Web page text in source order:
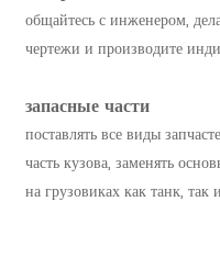
общайтесь с инженером,
чертежи и производите
запасные части
поставлять все виды
часть кузова, заменять
на грузовиках как танк, так